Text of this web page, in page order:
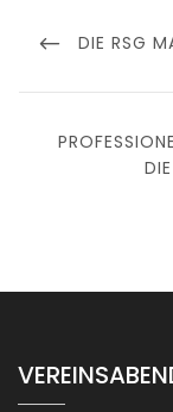
PREVIOUS
DIE RSG
NEXT